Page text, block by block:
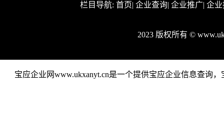
栏目导航: 首页| 企业查询| 企业推广| 企
2023 版权所有 ©
宝应企业网www.ukxanyt.cn是一个提供宝应企业信息查询